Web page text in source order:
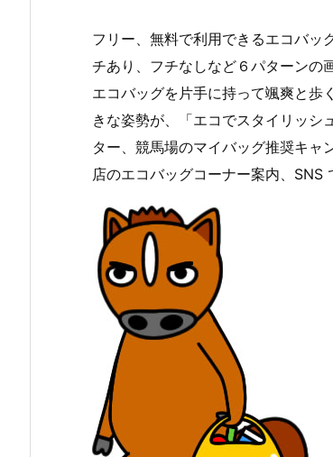
フリー、無料で利用できるエコバッ
チあり、フチなしなど６パターンの
エコバッグを片手に持って颯爽と歩
きな姿勢が、「エコでスタイリッシ
ター、競馬場のマイバッグ推奨キャ
店のエコバッグコーナー案内、SNS